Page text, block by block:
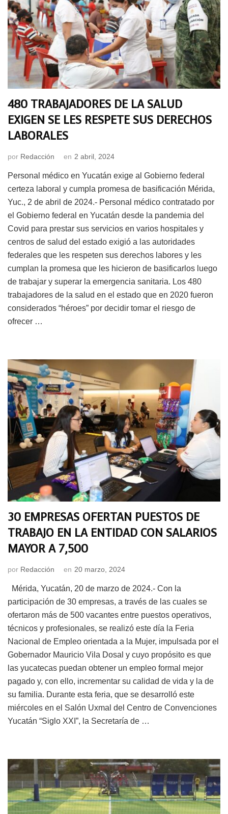
480 TRABAJADORES DE LA SALUD
EXIGEN SE LES RESPETE SUS DERECHOS
LABORALES
por Redacción en 2 abril, 2024
Personal médico en Yucatán exige al Gobierno federal
certeza laboral y cumpla promesa de basificación Mérida,
Yuc., 2 de abril de 2024.- Personal médico contratado por
el Gobierno federal en Yucatán desde la pandemia del
Covid para prestar sus servicios en varios hospitales y
centros de salud del estado exigió a las autoridades
federales que les respeten sus derechos labores y les
cumplan la promesa que les hicieron de basificarlos luego
de trabajar y superar la emergencia sanitaria. Los 480
trabajadores de la salud en el estado que en 2020 fueron
considerados “héroes” por decidir tomar el riesgo de
ofrecer …
30 EMPRESAS OFERTAN PUESTOS DE
TRABAJO EN LA ENTIDAD CON SALARIOS
MAYOR A 7,500
por Redacción en 20 marzo, 2024
Mérida, Yucatán, 20 de marzo de 2024.- Con la
participación de 30 empresas, a través de las cuales se
ofertaron más de 500 vacantes entre puestos operativos,
técnicos y profesionales, se realizó este día la Feria
Nacional de Empleo orientada a la Mujer, impulsada por el
Gobernador Mauricio Vila Dosal y cuyo propósito es que
las yucatecas puedan obtener un empleo formal mejor
pagado y, con ello, incrementar su calidad de vida y la de
su familia. Durante esta feria, que se desarrolló este
miércoles en el Salón Uxmal del Centro de Convenciones
Yucatán “Siglo XXI”, la Secretaría de …